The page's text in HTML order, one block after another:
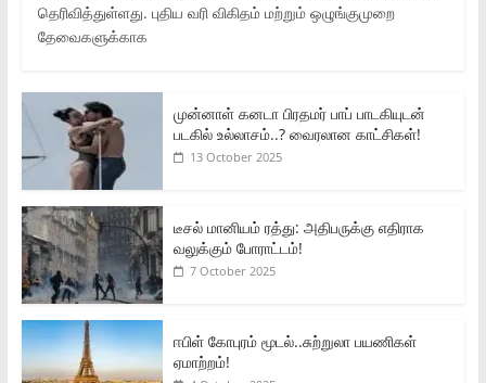
தெரிவித்துள்ளது. புதிய வரி விகிதம் மற்றும் ஒழுங்குமுறை
தேவைகளுக்காக
முன்னாள் கனடா பிரதமர் பாப் பாடகியுடன்
படகில் உல்லாசம்..? வைரலான காட்சிகள்!
13 October 2025
டீசல் மானியம் ரத்து: அதிபருக்கு எதிராக
வலுக்கும் போராட்டம்!
7 October 2025
ஈபிள் கோபுரம் மூடல்..சுற்றுலா பயணிகள்
ஏமாற்றம்!